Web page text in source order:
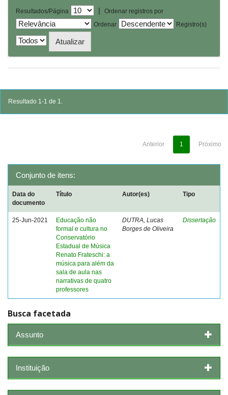
Resultados/Página |
Ordenar registros por
Ordenar
Registro(s)
Resultado 1-1 de 1.
Anterior 1 Próximo
Conjunto de itens:
Data do
documento
Título Autor(es) Tipo
25-Jun-2021
Educação não
formal e cultura no
Conservatório
Estadual de Música
Renato Frateschi: a
música para além da
sala de aula nas
narrativas de quatro
professores
DUTRA, Lucas
Borges de Oliveira
Dissertação
Busca facetada
Assunto
Instituição